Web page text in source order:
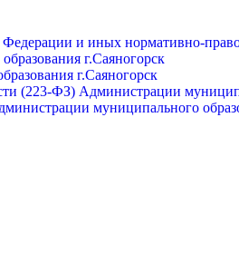
Федерации и иных нормативно-
г.Саяногорск
г.Саяногорск
(223-ФЗ) Администрации
муниципального